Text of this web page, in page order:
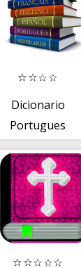
Dicionario
Portugues